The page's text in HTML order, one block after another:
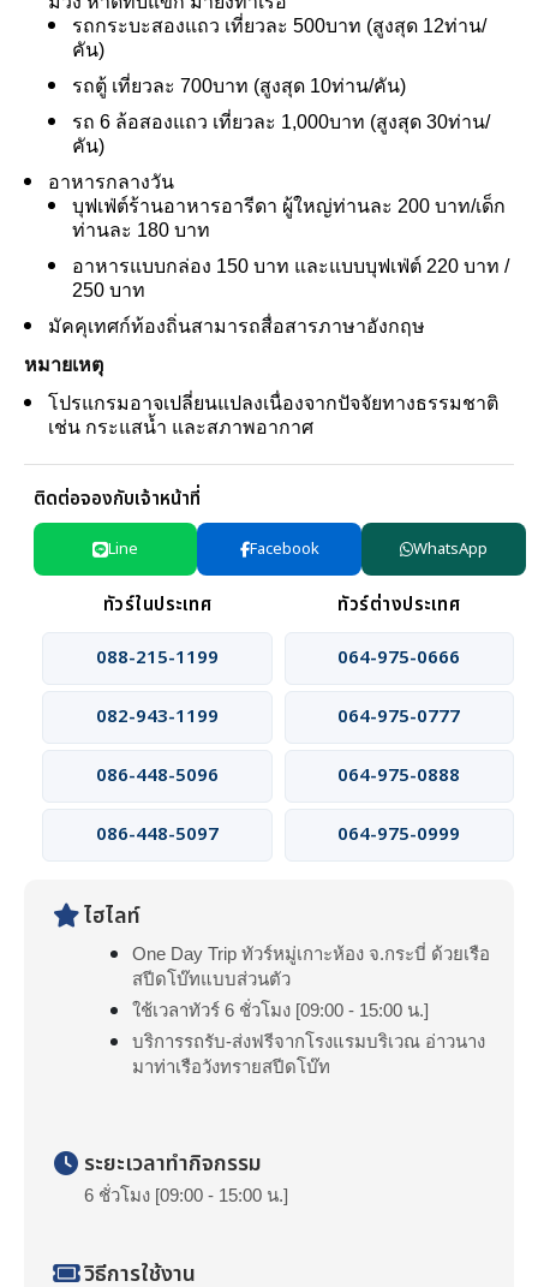
รถกระบะสองแถว เที่ยวละ 500บาท (สูงสุด 12ท่าน/
คัน)
รถตู้ เที่ยวละ 700บาท (สูงสุด 10ท่าน/คัน)
รถ 6 ล้อสองแถว เที่ยวละ 1,000บาท (สูงสุด 30ท่าน/
คัน)
อาหารกลางวัน
บุฟเฟ่ต์ร้านอาหารอารีดา ผู้ใหญ่ท่านละ 200 บาท/เด็ก
ท่านละ 180 บาท
อาหารแบบกล่อง 150 บาท และแบบบุฟเฟ่ต์ 220 บาท /
250 บาท
มัคคุเทศก์ท้องถิ่นสามารถสื่อสารภาษาอังกฤษ
หมายเหตุ
โปรแกรมอาจเปลี่ยนแปลงเนื่องจากปัจจัยทางธรรมชาติ
เช่น กระแสน้ำ และสภาพอากาศ
ติดต่อจองกับเจ้าหน้าที่
Line Facebook WhatsApp
ทัวร์ในประเทศ
ทัวร์ต่างประเทศ
088-215-1199
064-975-0666
082-943-1199 064-975-0777
086-448-5096 064-975-0888
086-448-5097 064-975-0999
ไฮไลท์
One Day Trip ทัวร์หมู่เกาะห้อง จ.กระบี่ ด้วยเรือ
สปีดโบ๊ทแบบส่วนตัว
ใช้เวลาทัวร์ 6 ชั่วโมง [09:00 - 15:00 น.]
บริการรถรับ-ส่งฟรีจากโรงแรมบริเวณ อ่าวนาง
มาท่าเรือวังทรายสปีดโบ๊ท
ระยะเวลาทำกิจกรรม
6 ชั่วโมง [09:00 - 15:00 น.]
วิธีการใช้งาน